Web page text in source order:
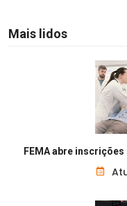
Mais lidos
FEMA abre